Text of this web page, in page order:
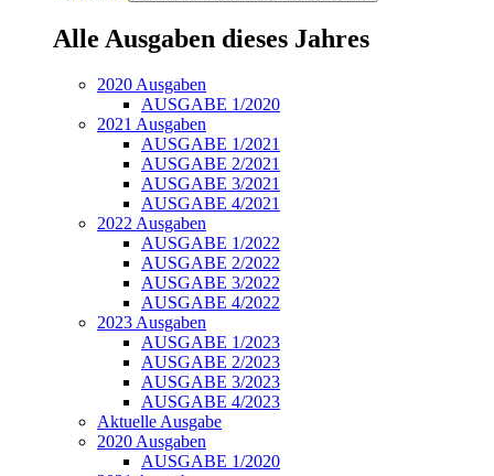
Alle Ausgaben dieses Jahres
2020 Ausgaben
AUSGABE 1/2020
2021 Ausgaben
AUSGABE 1/2021
AUSGABE 2/2021
AUSGABE 3/2021
AUSGABE 4/2021
2022 Ausgaben
AUSGABE 1/2022
AUSGABE 2/2022
AUSGABE 3/2022
AUSGABE 4/2022
2023 Ausgaben
AUSGABE 1/2023
AUSGABE 2/2023
AUSGABE 3/2023
AUSGABE 4/2023
Aktuelle Ausgabe
2020 Ausgaben
AUSGABE 1/2020